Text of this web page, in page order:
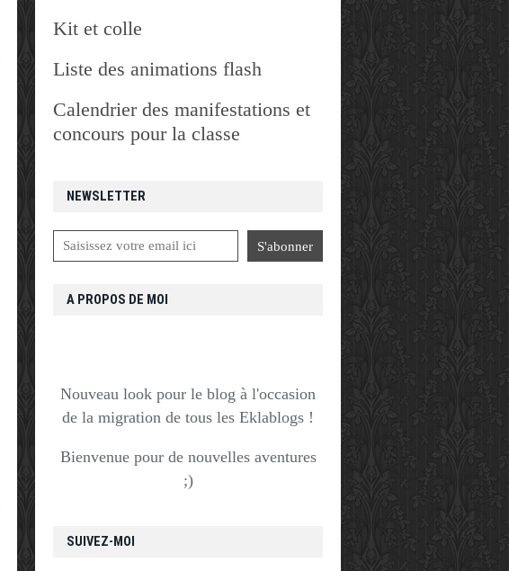
NEWSLETTER
SUIVEZ-MOI
Kit et colle
Liste des animations flash
Calendrier des manifestations et
concours pour la classe
A PROPOS DE MOI
Nouveau look pour le blog à l'occasion
de la migration de tous les Eklablogs !
Bienvenue pour de nouvelles aventures
;)